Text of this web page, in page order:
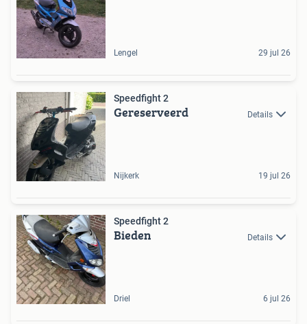
Lengel 29 jul 26
Speedfight 2
Gereserveerd Details
Nijkerk 19 jul 26
Speedfight 2
Bieden Details
Driel 6 jul 26